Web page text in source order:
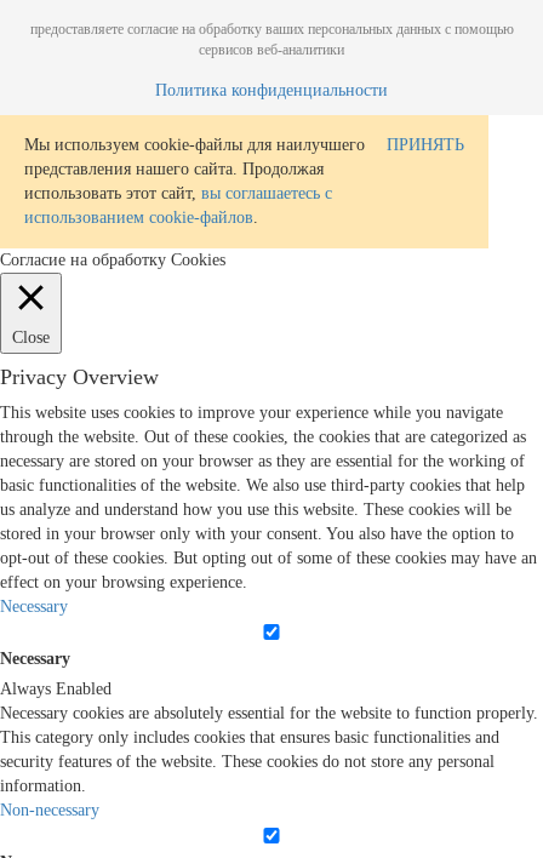
предоставляете согласие на обработку ваших персональных данных с помощью
сервисов веб-аналитики
Политика конфиденциальности
Мы используем cookie-файлы для наилучшего
представления нашего сайта. Продолжая
использовать этот сайт, вы соглашаетесь с
использованием cookie-файлов.
ПРИНЯТЬ
Согласие на обработку Cookies
Close
Privacy Overview
This website uses cookies to improve your experience while you navigate
through the website. Out of these cookies, the cookies that are categorized as
necessary are stored on your browser as they are essential for the working of
basic functionalities of the website. We also use third-party cookies that help
us analyze and understand how you use this website. These cookies will be
stored in your browser only with your consent. You also have the option to
opt-out of these cookies. But opting out of some of these cookies may have an
effect on your browsing experience.
Necessary
Necessary
Always Enabled
Necessary cookies are absolutely essential for the website to function properly.
This category only includes cookies that ensures basic functionalities and
security features of the website. These cookies do not store any personal
information.
Non-necessary